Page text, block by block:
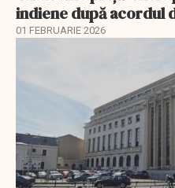
indiene după acordul
01 FEBRUARIE 2026